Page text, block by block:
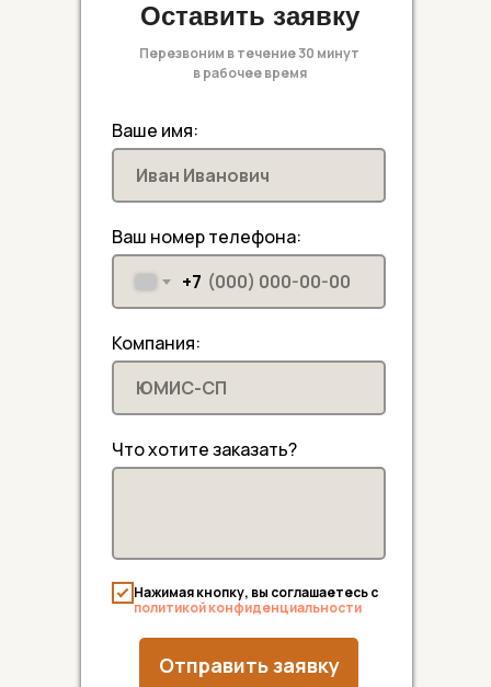
Оставить заявку
Перезвоним в течение 30 минут
в рабочее время
Ваше имя:
Ваш номер телефона:
+7
Компания:
Что хотите заказать?
Нажимая кнопку, вы соглашаетесь с
политикой конфиденциальности
Отправить заявку